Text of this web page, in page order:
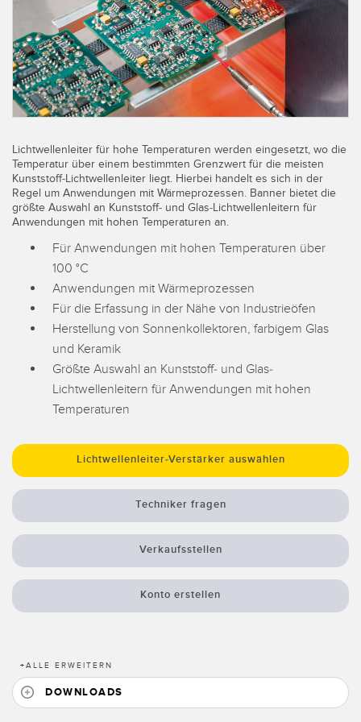
TECHNOLOGIEN
SENSOREN
Optoelektronische Sensoren
Laser-Entfernungsmessung
Lichtvorhänge für Messzwecke
3D-Entfernungsmessgerät
Radarsensoren
Ultraschallsensoren
Lichtleiterverstärker
Lichtleiter
Schlitz- und Etikettensensoren
Registermarken-, Farb- und Lumineszenzsensoren
Lichtvorhänge für Erfassungszwecke und Sensoren mit breitem
Strahlmuster
Sensoren für die Zustandsüberwachung
ZUBEHÖR
Anschlussleitungen
IIOT und INTELLIGENTE
FABRIK
Fernüberwachung
Füllstandsüberwachung für Tanks
Maschinenüberwachung/Gesamtmaschineneffektivität
Prognosengestützte Wartung
Prognosengestützte Wartung
Teileanforderung, Serviceanforderung oder Palettenabholung
Vorderkantenerkennung
Zustandsüberwachung: prognosengestützte und vorbeugende
Wartung
ZUGEHÖRIGE LINKS
IO-Link
Lichtwellenleiter für hohe Temperaturen werden eingesetzt, wo die
Temperatur über einem bestimmten Grenzwert für die meisten
Kunststoff-Lichtwellenleiter liegt. Hierbei handelt es sich in der
Regel um Anwendungen mit Wärmeprozessen. Banner bietet die
größte Auswahl an Kunststoff- und Glas-Lichtwellenleitern für
Anwendungen mit hohen Temperaturen an.
Für Anwendungen mit hohen Temperaturen über
100 °C
Anwendungen mit Wärmeprozessen
Für die Erfassung in der Nähe von Industrieöfen
Herstellung von Sonnenkollektoren, farbigem Glas
und Keramik
Größte Auswahl an Kunststoff- und Glas-
Lichtwellenleitern für Anwendungen mit hohen
Temperaturen
Lichtwellenleiter-Verstärker auswählen
Techniker fragen
Verkaufsstellen
Konto erstellen
+ALLE ERWEITERN
DOWNLOADS